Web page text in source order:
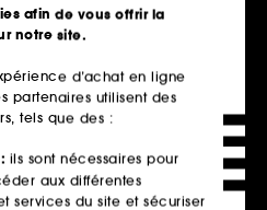
SEPHORA COLLECTION
BRONZER SHIMMER
317
16,99€
3 teintes disponibles
afin de vous offrir la
notre site.
d’achat en ligne
partenaires utilisent des
tels que des :
ils sont nécessaires pour
aux différentes
services du site et sécuriser